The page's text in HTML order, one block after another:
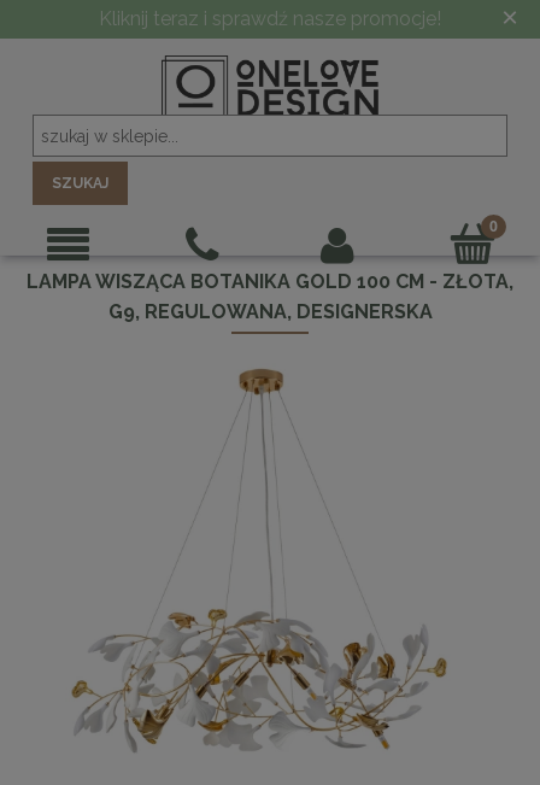
Kliknij teraz i sprawdź nasze promocje! ×
SZUKAJ
LAMPA WISZĄCA BOTANIKA GOLD 100 CM - ZŁOTA,
G9, REGULOWANA, DESIGNERSKA